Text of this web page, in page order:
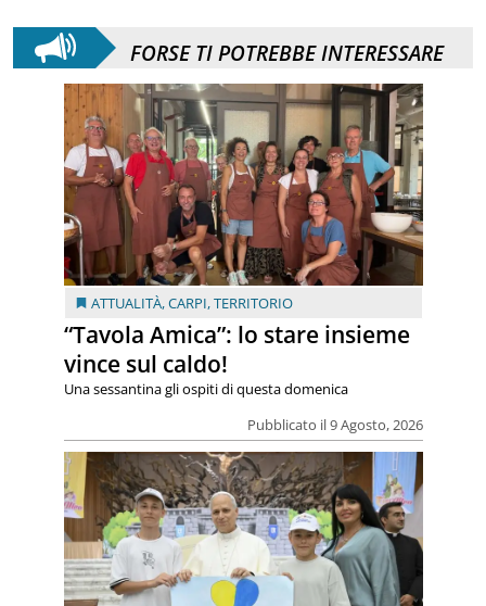
FORSE TI POTREBBE INTERESSARE
ATTUALITÀ,CARPI,TERRITORIO
“Tavola Amica”: lo stare insieme
vince sul caldo!
Pubblicato il 9 Agosto, 2026
Una sessantina gli ospiti di questa domenica